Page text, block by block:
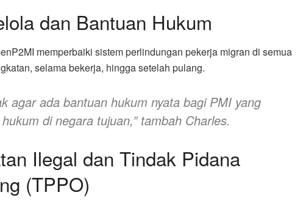
dan Bantuan Hukum
memperbaiki sistem perlindungan pekerja migran di semua
selama bekerja, hingga setelah pulang.
agar ada bantuan hukum nyata bagi PMI yang
di negara tujuan,”tambah Charles.
Ilegal dan Tindak Pidana
(TPPO)